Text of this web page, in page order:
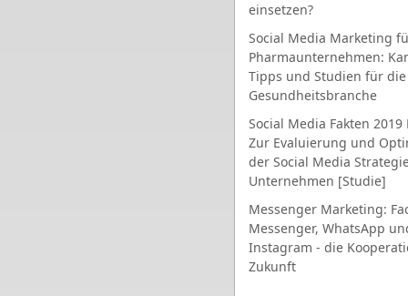
einsetzen?
Social Media Marketing
Pharmaunternehmen:
Tipps und Studien für die
Gesundheitsbranche
Social Media Fakten 2019
Zur Evaluierung und
der Social Media
Unternehmen [Studie]
Messenger Marketing:
Messenger, WhatsApp
Instagram - die
Zukunft